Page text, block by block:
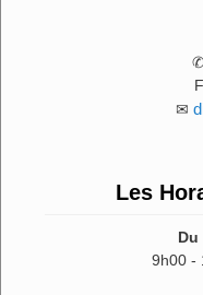
✉
Les
9h00 -